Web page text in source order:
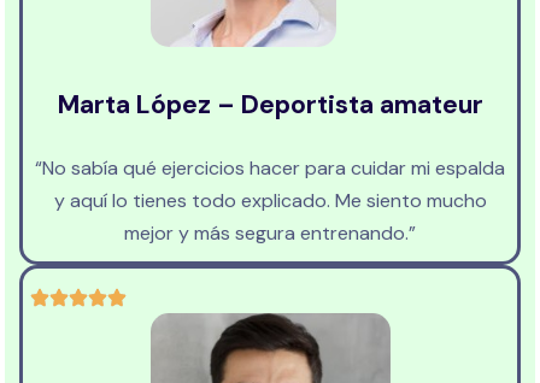
Marta López – Deportista amateur
“No sabía qué ejercicios hacer para cuidar mi espalda
y aquí lo tienes todo explicado. Me siento mucho
mejor y más segura entrenando.”